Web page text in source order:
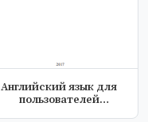
Английский язык для
пользователей